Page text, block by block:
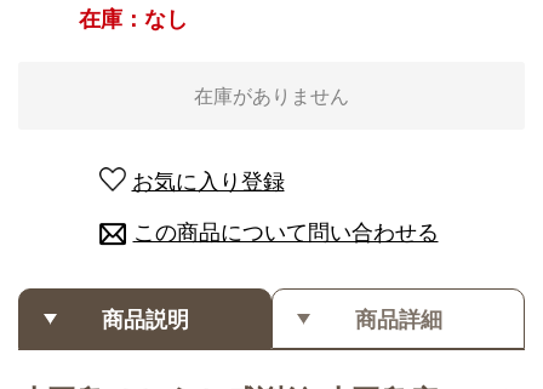
在庫：なし
お気に入り登録
在庫がありません
この商品について問い合わせる
商品説明 商品詳細